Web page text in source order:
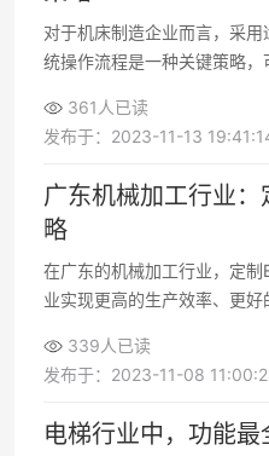
对于机床制造企业而言，采
统操作流程是一种关键策略
361人已读
发布于：2023-11-13
广东机械加工行业：
略
在广东的机械加工行业，定
业实现更高的生产效率、更
和优化系统
339人已读
发布于：2023-11-08
电梯行业中，功能最